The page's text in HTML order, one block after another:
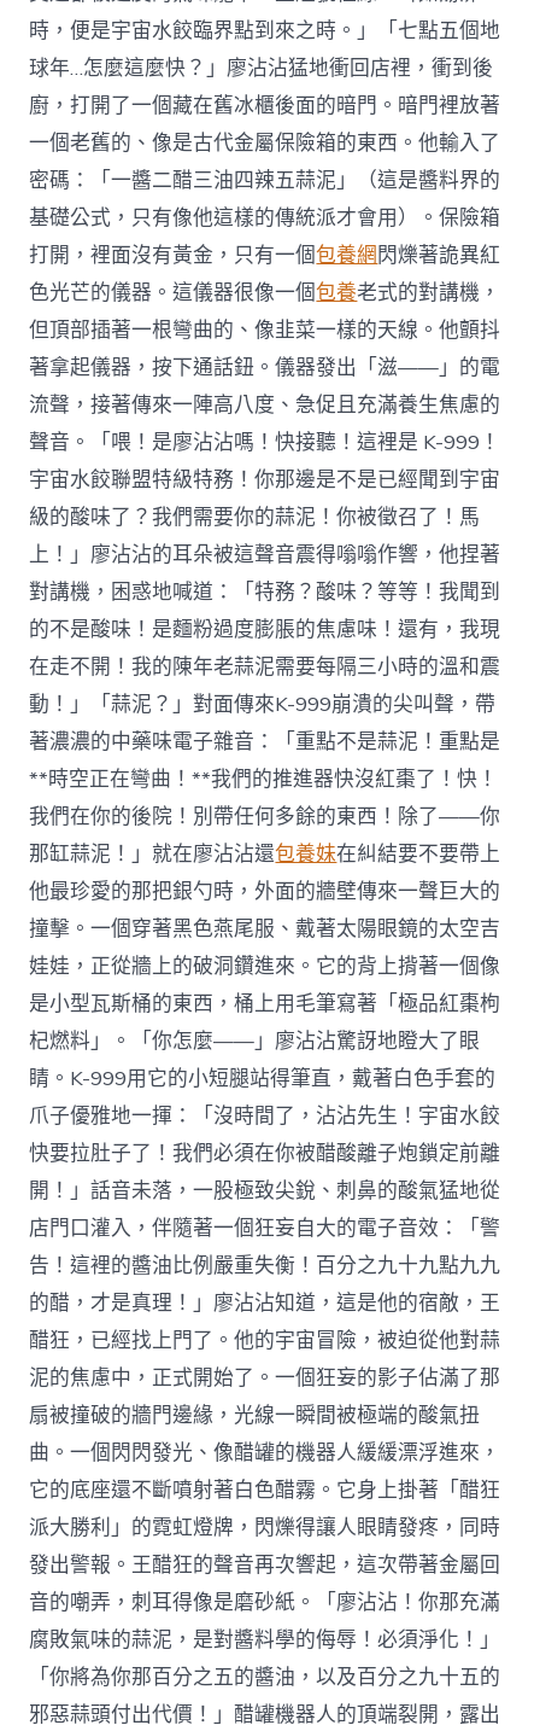
時，便是宇宙水餃臨界點到來之時。」「七點五個地
球年…怎麼這麼快？」廖沾沾猛地衝回店裡，衝到後
廚，打開了一個藏在舊冰櫃後面的暗門。暗門裡放著
一個老舊的、像是古代金屬保險箱的東西。他輸入了
密碼：「一醬二醋三油四辣五蒜泥」（這是醬料界的
基礎公式，只有像他這樣的傳統派才會用）。保險箱
打開，裡面沒有黃金，只有一個包養網閃爍著詭異紅
色光芒的儀器。這儀器很像一個包養老式的對講機，
但頂部插著一根彎曲的、像韭菜一樣的天線。他顫抖
著拿起儀器，按下通話鈕。儀器發出「滋——」的電
流聲，接著傳來一陣高八度、急促且充滿養生焦慮的
聲音。「喂！是廖沾沾嗎！快接聽！這裡是 K-999！
宇宙水餃聯盟特級特務！你那邊是不是已經聞到宇宙
級的酸味了？我們需要你的蒜泥！你被徵召了！馬
上！」廖沾沾的耳朵被這聲音震得嗡嗡作響，他捏著
對講機，困惑地喊道：「特務？酸味？等等！我聞到
的不是酸味！是麵粉過度膨脹的焦慮味！還有，我現
在走不開！我的陳年老蒜泥需要每隔三小時的溫和震
動！」「蒜泥？」對面傳來K-999崩潰的尖叫聲，帶
著濃濃的中藥味電子雜音：「重點不是蒜泥！重點是
**時空正在彎曲！**我們的推進器快沒紅棗了！快！
我們在你的後院！別帶任何多餘的東西！除了——你
那缸蒜泥！」就在廖沾沾還包養妹在糾結要不要帶上
他最珍愛的那把銀勺時，外面的牆壁傳來一聲巨大的
撞擊。一個穿著黑色燕尾服、戴著太陽眼鏡的太空吉
娃娃，正從牆上的破洞鑽進來。它的背上揹著一個像
是小型瓦斯桶的東西，桶上用毛筆寫著「極品紅棗枸
杞燃料」。「你怎麼——」廖沾沾驚訝地瞪大了眼
睛。K-999用它的小短腿站得筆直，戴著白色手套的
爪子優雅地一揮：「沒時間了，沾沾先生！宇宙水餃
快要拉肚子了！我們必須在你被醋酸離子炮鎖定前離
開！」話音未落，一股極致尖銳、刺鼻的酸氣猛地從
店門口灌入，伴隨著一個狂妄自大的電子音效：「警
告！這裡的醬油比例嚴重失衡！百分之九十九點九九
的醋，才是真理！」廖沾沾知道，這是他的宿敵，王
醋狂，已經找上門了。他的宇宙冒險，被迫從他對蒜
泥的焦慮中，正式開始了。一個狂妄的影子佔滿了那
扇被撞破的牆門邊緣，光線一瞬間被極端的酸氣扭
曲。一個閃閃發光、像醋罐的機器人緩緩漂浮進來，
它的底座還不斷噴射著白色醋霧。它身上掛著「醋狂
派大勝利」的霓虹燈牌，閃爍得讓人眼睛發疼，同時
發出警報。王醋狂的聲音再次響起，這次帶著金屬回
音的嘲弄，刺耳得像是磨砂紙。「廖沾沾！你那充滿
腐敗氣味的蒜泥，是對醬料學的侮辱！必須淨化！」
「你將為你那百分之五的醬油，以及百分之九十五的
邪惡蒜頭付出代價！」醋罐機器人的頂端裂開，露出